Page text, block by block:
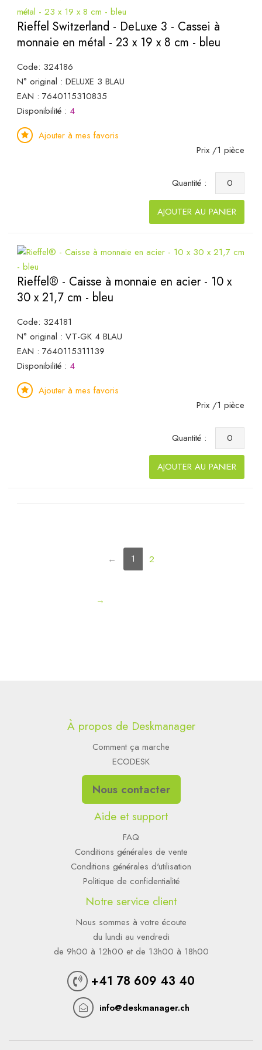
Rieffel Switzerland - DeLuxe 3 - Cassei à
monnaie en métal - 23 x 19 x 8 cm - bleu
Code: 324186
N° original : DELUXE 3 BLAU
EAN : 7640115310835
Disponibilité : 4
Ajouter à mes favoris
Prix /1 pièce
Quantité :
AJOUTER AU PANIER
Rieffel® - Caisse à monnaie en acier - 10 x
30 x 21,7 cm - bleu
Code: 324181
N° original : VT-GK 4 BLAU
EAN : 7640115311139
Disponibilité : 4
Ajouter à mes favoris
Prix /1 pièce
Quantité :
AJOUTER AU PANIER
← 1 (current)
2
→
À propos de Deskmanager
Comment ça marche
ECODESK
Nous contacter
Aide et support
FAQ
Conditions générales de vente
Conditions générales d'utilisation
Politique de confidentialité
Notre service client
Nous sommes à votre écoute
du lundi au vendredi
de 9h00 à 12h00 et de 13h00 à 18h00
+41 78 609 43 40
info@deskmanager.ch